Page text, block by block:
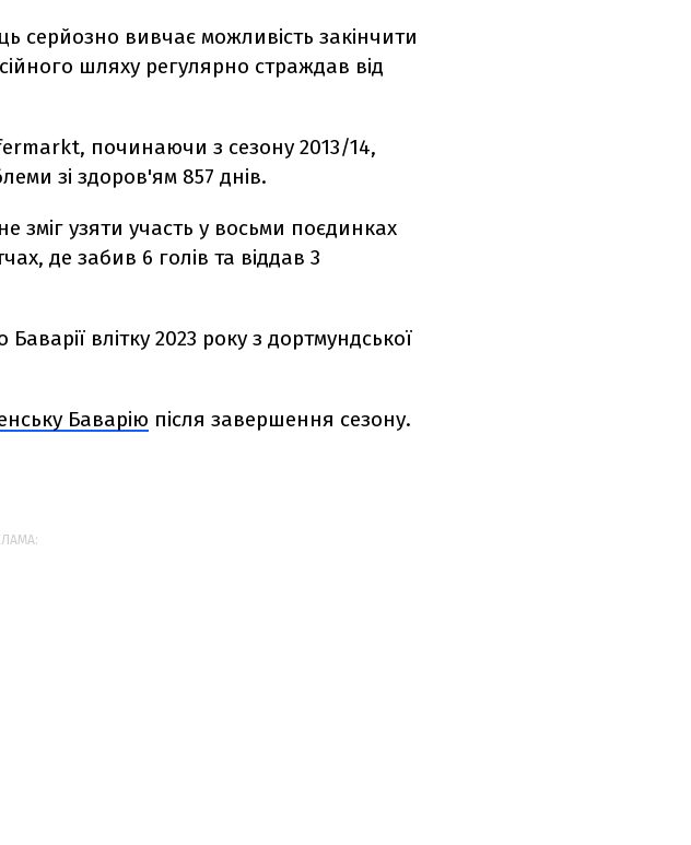
серйозно вивчає можливість закінчити
шляху регулярно страждав від
починаючи з сезону 2013/14,
зі здоров'ям 857 днів.
зміг узяти участь у восьми поєдинках
де забив 6 голів та віддав 3
влітку 2023 року з дортмундської
Баварію після завершення сезону.